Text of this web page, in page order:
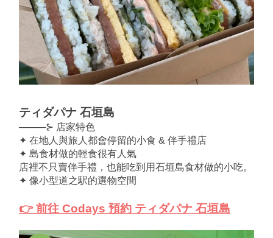
ティダパナ 石垣島
────⊱ 店家特色
✦ 在地人與旅人都會停留的小食 & 伴手禮店
✦ 島食材做的輕食很有人氣
店裡不只賣伴手禮，也能吃到用石垣島食材做的小吃。
✦ 像小型道之駅的選物空間
👉 前往 Codays 預約 ティダパナ 石垣島